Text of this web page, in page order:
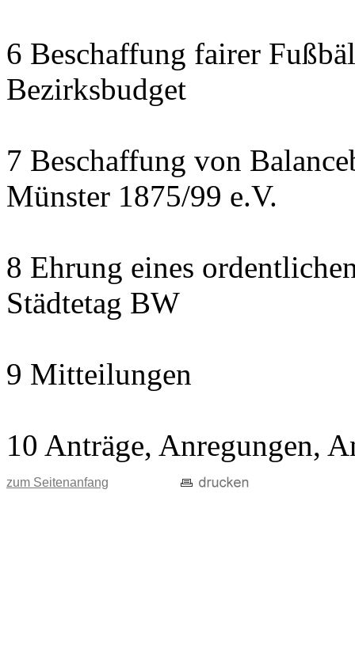
6 Beschaffung fairer
Bezirksbudget
7 Beschaffung von
Münster 1875/99 e.V.
8 Ehrung eines
Städtetag BW
9 Mitteilungen
10 Anträge, Anregungen,
zum Seitenanfang